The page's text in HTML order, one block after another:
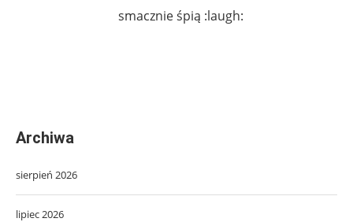
smacznie śpią :laugh:
Archiwa
sierpień 2026
lipiec 2026